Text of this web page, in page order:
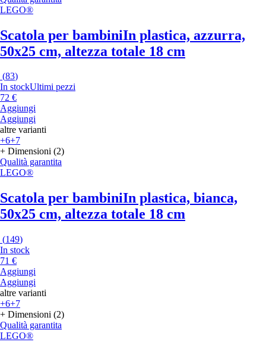
LEGO®
Scatola per bambiniIn plastica, azzurra,
50x25 cm, altezza totale 18 cm
(83)
In stockUltimi pezzi
72 €
Aggiungi
Aggiungi
altre varianti
+6+7
+ Dimensioni (2)
Qualità garantita
LEGO®
Scatola per bambiniIn plastica, bianca,
50x25 cm, altezza totale 18 cm
(149)
In stock
71 €
Aggiungi
Aggiungi
altre varianti
+6+7
+ Dimensioni (2)
Qualità garantita
LEGO®